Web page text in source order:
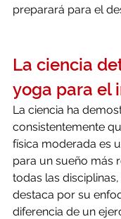
preparará para el
La ciencia
yoga para el
La ciencia ha
consistentemente
física moderada es
para un sueño más
todas las
destaca por su
diferencia de un